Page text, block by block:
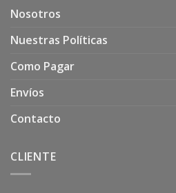
Nosotros
Nuestras Políticas
Como Pagar
Envíos
Contacto
CLIENTE